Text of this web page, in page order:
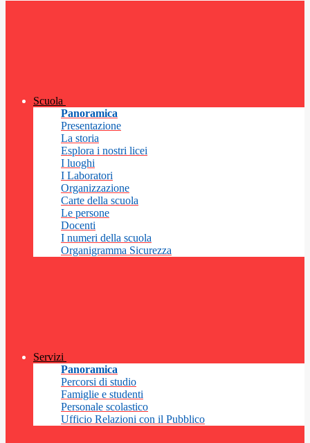
Scuola
Panoramica
Presentazione
La storia
Esplora i nostri licei
I luoghi
I Laboratori
Organizzazione
Carte della scuola
Le persone
Docenti
I numeri della scuola
Organigramma Sicurezza
Servizi
Panoramica
Percorsi di studio
Famiglie e studenti
Personale scolastico
Ufficio Relazioni con il Pubblico